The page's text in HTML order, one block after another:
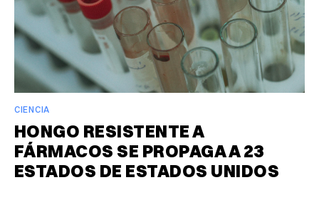
CIENCIA
HONGO RESISTENTE A
FÁRMACOS SE PROPAGA A 23
ESTADOS DE ESTADOS UNIDOS